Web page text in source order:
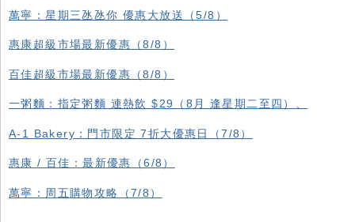
萬寧：星期三氹氹你 優惠大放送（5/8）
惠康超級市場最新優惠（8/8）
百佳超級市場最新優惠（8/8）
一粥麵：指定粥麵 連熱飲 $29（8月 逢星期二至四）、
A-1 Bakery：門市限定 7折大優惠日（7/8）
惠康 / 百佳：最新優惠（6/8）
萬寧：周五購物攻略（7/8）